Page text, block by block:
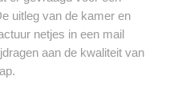
uitleg van de kamer en
netjes in een mail
aan de kwaliteit van